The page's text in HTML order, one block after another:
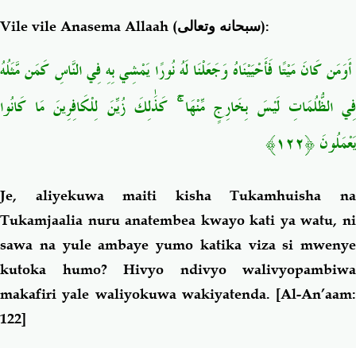
Vile vile Anasema Allaah (سبحانه وتعالى):
أَوَمَن كَانَ مَيْتًا فَأَحْيَيْنَاهُ وَجَعَلْنَا لَهُ نُورًا يَمْشِي بِهِ فِي النَّاسِ كَمَن مَّثَلُهُ
فِي الظُّلُمَاتِ لَيْسَ بِخَارِجٍ مِّنْهَا ۚ كَذَٰلِكَ زُيِّنَ لِلْكَافِرِينَ مَا كَانُوا
يَعْمَلُونَ ﴿١٢٢﴾
Je, aliyekuwa maiti kisha Tukamhuisha na
Tukamjaalia nuru anatembea kwayo kati ya watu, ni
sawa na yule ambaye yumo katika viza si mwenye
kutoka humo? Hivyo ndivyo walivyopambiwa
makafiri yale waliyokuwa wakiyatenda. [Al-An’aam:
122]